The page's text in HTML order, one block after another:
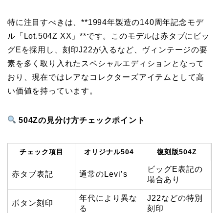
特に注目すべきは、**1994年製造の140周年記念モデ
ル「Lot.504Z XX」**です。このモデルは赤タブにビッ
グEを採用し、刻印J22が入るなど、ヴィンテージの要
素を多く取り入れたスペシャルエディションとなって
おり、現在ではレアなコレクターズアイテムとして高
い価値を持っています。
504Zの見分け方チェックポイント
チェック項目 オリジナル504 復刻版504Z
赤タブ表記 通常のLevi’s
ビッグE表記の
場合あり
ボタン刻印
年代により異な
る
J22などの特別
刻印